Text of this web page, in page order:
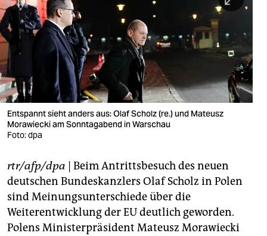
berlin
nord
wahrheit
verlag
verlag
veranstaltungen
fragen & hilfe
unterstützen
abo
Entspannt sieht anders aus: Olaf Scholz (re.) und Mateusz
Morawiecki am Sonntagabend in Warschau
Foto: dpa
rtr/afp/dpa | Beim Antrittsbesuch des neuen
deutschen Bundeskanzlers Olaf Scholz in Polen
sind Meinungsunterschiede über die
Weiterentwicklung der EU deutlich geworden.
Polens Ministerpräsident Mateusz Morawiecki